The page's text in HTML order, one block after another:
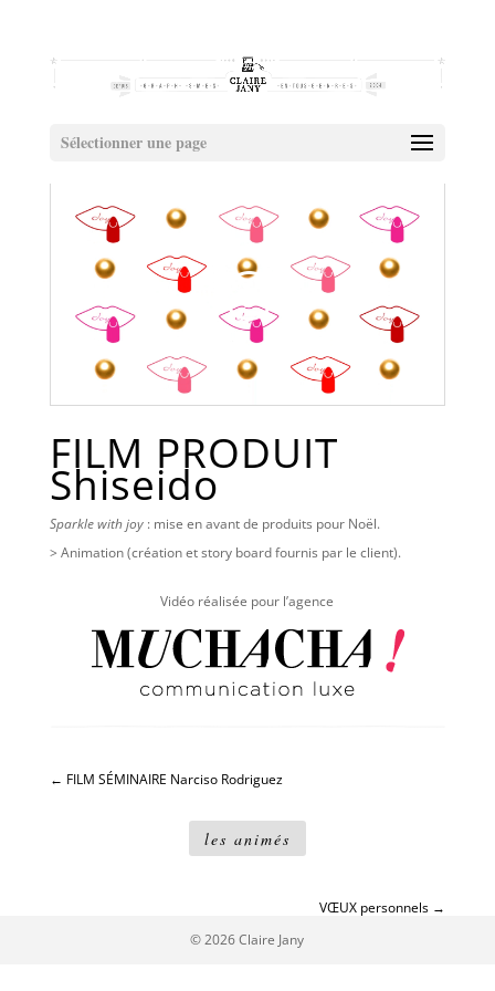
Sélectionner une page
FILM PRODUIT
Shiseido
Sparkle with joy: mise en avant de produits pour Noël.
> Animation (création et story board fournis par le client).
Vidéo réalisée pour l’agence
← FILM SÉMINAIRE Narciso Rodriguez
les animés
VŒUX personnels →
© 2026 Claire Jany